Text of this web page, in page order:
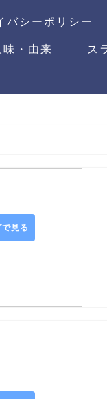
バシーポリシー
味・由来
ス
見る